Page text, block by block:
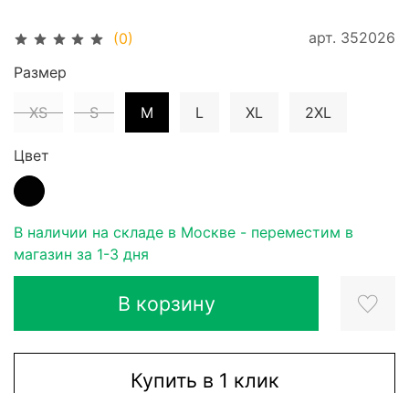
(0) арт. 352026
В корзину
Купить в 1 клик
Размер
XS S M L XL 2XL
Цвет
В наличии на складе в Москве - переместим в
магазин за 1-3 дня